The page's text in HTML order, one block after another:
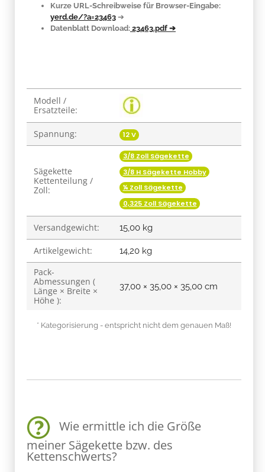
Kurze URL-Schreibweise für Browser-Eingabe:
yerd.de/?a=23463 ➔
Datenblatt Download: 23463.pdf ➔
Produkteigenschaft
Wert
Modell /
Ersatzteile:
Spannung: 12 V
Sägekette
Kettenteilung /
Zoll:
3/8 Zoll Sägekette
3/8 H Sägekette Hobby
¼ Zoll Sägekette
0,325 Zoll Sägekette
Versandgewicht: 15,00 kg
Artikelgewicht: 14,20 kg
Pack-
Abmessungen (
Länge × Breite ×
Höhe ):
37,00 × 35,00 × 35,00 cm
* Kategorisierung - entspricht nicht dem genauen Maß!
Wie ermittle ich die Größe
meiner Sägekette bzw. des
Kettenschwerts?